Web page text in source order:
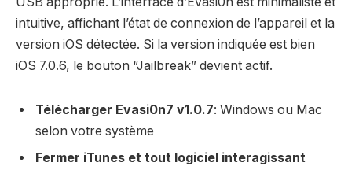
intuitive, affichant l’état de connexion de l’appareil et la
version iOS détectée. Si la version indiquée est bien
iOS 7.0.6, le bouton “Jailbreak” devient actif.
Télécharger Evasi0n7 v1.0.7: Windows ou Mac
selon votre système
Fermer iTunes et tout logiciel interagissant